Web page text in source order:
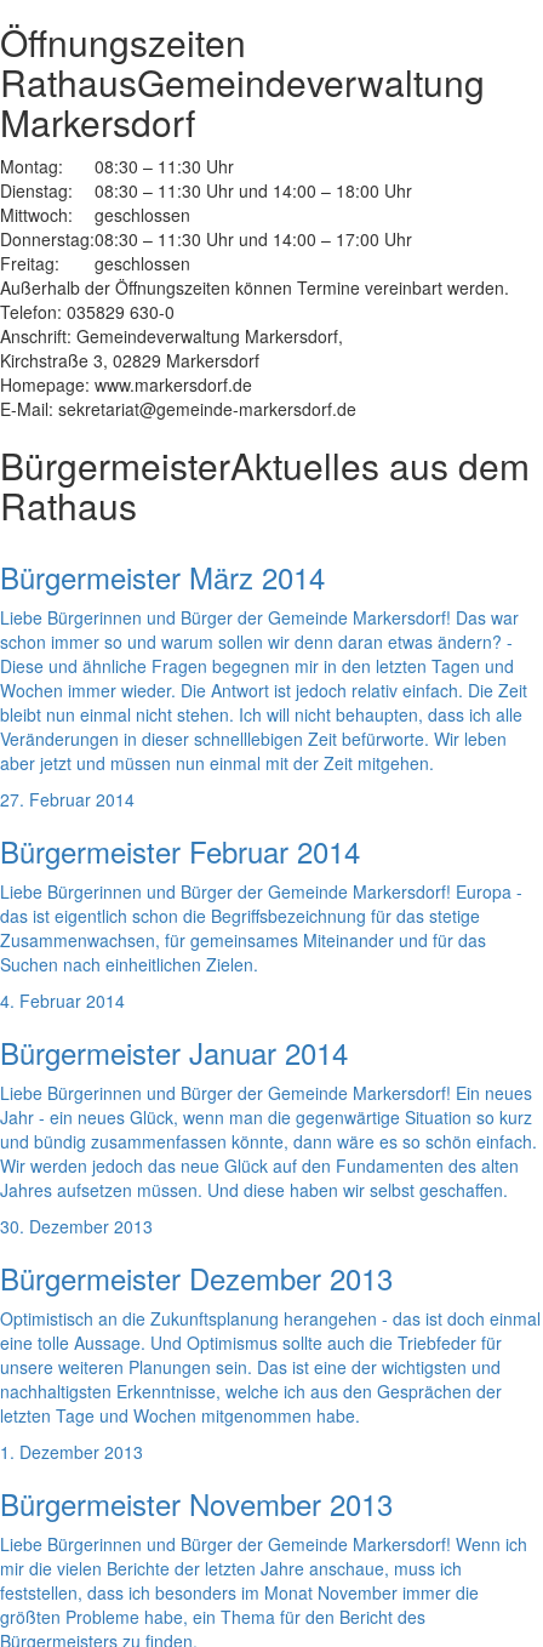
Öffnungszeiten
RathausGemeindeverwaltung
Markersdorf
Montag:
08:30 – 11:30 Uhr
Dienstag:
08:30 – 11:30 Uhr und 14:00 – 18:00 Uhr
Mittwoch:
geschlossen
Donnerstag:08:30 – 11:30 Uhr und 14:00 – 17:00 Uhr
Freitag:
geschlossen
Außerhalb der Öffnungszeiten können Termine vereinbart werden.
Telefon: 035829 630-0
Anschrift: Gemeindeverwaltung Markersdorf,
Kirchstraße 3, 02829 Markersdorf
Homepage: www.markersdorf.de
E-Mail: sekretariat@gemeinde-markersdorf.de
BürgermeisterAktuelles aus dem
Rathaus
Bürgermeister März 2014
Liebe Bürgerinnen und Bürger der Gemeinde Markersdorf! Das war
schon immer so und warum sollen wir denn daran etwas ändern? -
Diese und ähnliche Fragen begegnen mir in den letzten Tagen und
Wochen immer wieder. Die Antwort ist jedoch relativ einfach. Die Zeit
bleibt nun einmal nicht stehen. Ich will nicht behaupten, dass ich alle
Veränderungen in dieser schnelllebigen Zeit befürworte. Wir leben
aber jetzt und müssen nun einmal mit der Zeit mitgehen.
27. Februar 2014
Bürgermeister Februar 2014
Liebe Bürgerinnen und Bürger der Gemeinde Markersdorf! Europa -
das ist eigentlich schon die Begriffsbezeichnung für das stetige
Zusammenwachsen, für gemeinsames Miteinander und für das
Suchen nach einheitlichen Zielen.
4. Februar 2014
Bürgermeister Januar 2014
Liebe Bürgerinnen und Bürger der Gemeinde Markersdorf! Ein neues
Jahr - ein neues Glück, wenn man die gegenwärtige Situation so kurz
und bündig zusammenfassen könnte, dann wäre es so schön einfach.
Wir werden jedoch das neue Glück auf den Fundamenten des alten
Jahres aufsetzen müssen. Und diese haben wir selbst geschaffen.
30. Dezember 2013
Bürgermeister Dezember 2013
Optimistisch an die Zukunftsplanung herangehen - das ist doch einmal
eine tolle Aussage. Und Optimismus sollte auch die Triebfeder für
unsere weiteren Planungen sein. Das ist eine der wichtigsten und
nachhaltigsten Erkenntnisse, welche ich aus den Gesprächen der
letzten Tage und Wochen mitgenommen habe.
1. Dezember 2013
Bürgermeister November 2013
Liebe Bürgerinnen und Bürger der Gemeinde Markersdorf! Wenn ich
mir die vielen Berichte der letzten Jahre anschaue, muss ich
feststellen, dass ich besonders im Monat November immer die
größten Probleme habe, ein Thema für den Bericht des
Bürgermeisters zu finden.